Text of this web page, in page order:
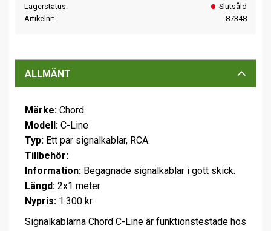
Lagerstatus
Slutsåld
Artikelnr
87348
ALLMÄNT
Märke: Chord
Modell: C-Line
Typ: Ett par signalkablar, RCA.
Tillbehör:
Information: Begagnade signalkablar i gott skick.
Längd: 2x1 meter
Nypris: 1.300 kr
Signalkablarna Chord C-Line är funktionstestade hos